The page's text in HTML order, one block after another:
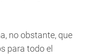
no obstante, que
para todo el